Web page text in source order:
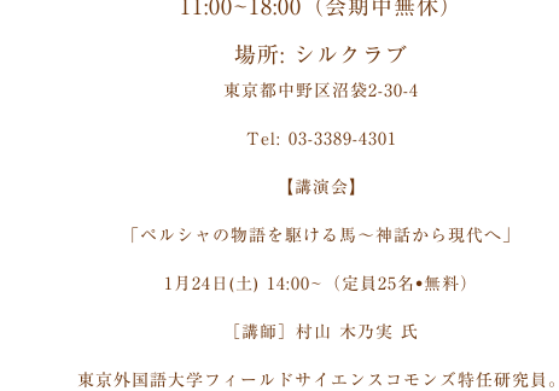
11:00~18:00（会期中無休）
場所: シルクラブ
東京都中野区沼袋2-30-4
Tel: 03-3389-4301
【講演会】
「ペルシャの物語を駆ける馬〜神話から現代へ」
1月24日(土) 14:00~（定員25名•無料）
［講師］村山 木乃実 氏
東京外国語大学フィールドサイエンスコモンズ特任研究員。